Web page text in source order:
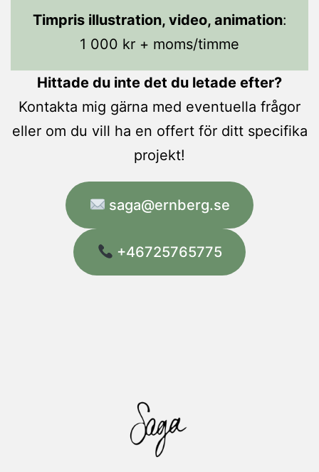
Timpris illustration, video, animation:
1 000 kr + moms/timme
Hittade du inte det du letade efter?
Kontakta mig gärna med eventuella frågor
eller om du vill ha en offert för ditt specifika
projekt!
saga@ernberg.se
+46725765775